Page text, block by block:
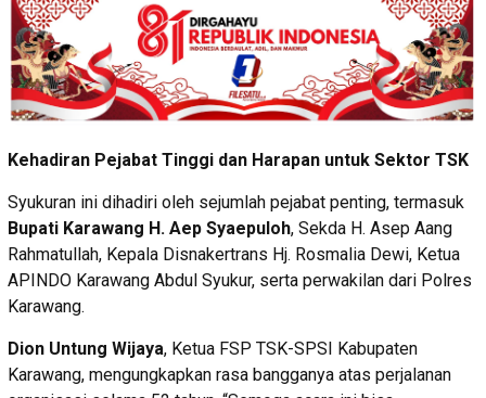
Kehadiran Pejabat Tinggi dan Harapan untuk Sektor TSK
Syukuran ini dihadiri oleh sejumlah pejabat penting, termasuk
Bupati Karawang H. Aep Syaepuloh, Sekda H. Asep Aang
Rahmatullah, Kepala Disnakertrans Hj. Rosmalia Dewi, Ketua
APINDO Karawang Abdul Syukur, serta perwakilan dari Polres
Karawang.
Dion Untung Wijaya, Ketua FSP TSK-SPSI Kabupaten
Karawang, mengungkapkan rasa bangganya atas perjalanan